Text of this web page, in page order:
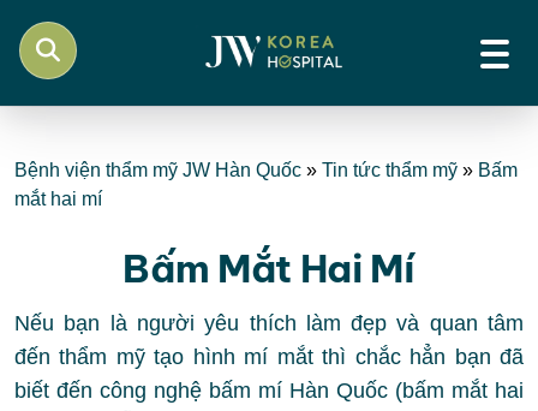
Bệnh viện thẩm mỹ JW Hàn Quốc » Tin tức thẩm mỹ » Bấm
mắt hai mí
Bấm Mắt Hai Mí
Nếu bạn là người yêu thích làm đẹp và quan tâm
đến thẩm mỹ tạo hình mí mắt thì chắc hẳn bạn đã
biết đến công nghệ bấm mí Hàn Quốc (bấm mắt hai